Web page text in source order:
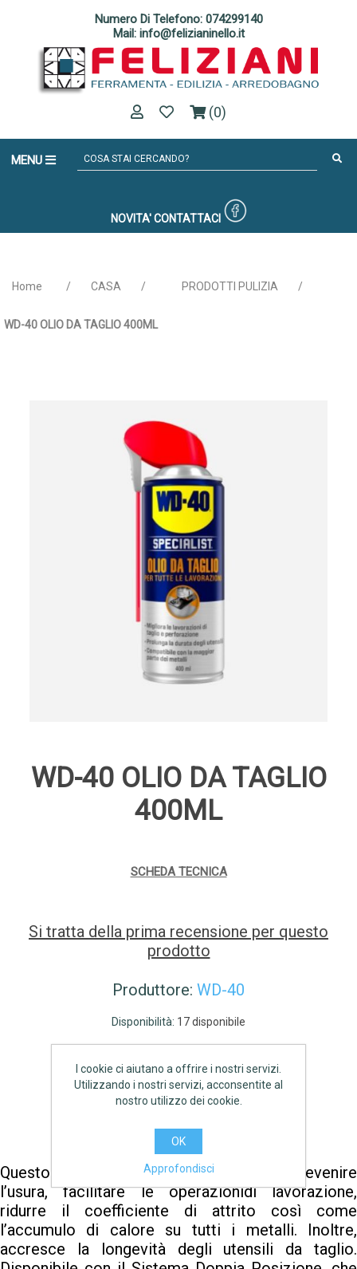
Numero Di Telefono: 074299140
Mail: info@felizianinello.it
(0)
MENU
NOVITA' CONTATTACI
Home / CASA / PRODOTTI PULIZIA /
WD-40 OLIO DA TAGLIO 400ML
WD-40 OLIO DA TAGLIO
400ML
SCHEDA TECNICA
Si tratta della prima recensione per questo
prodotto
Produttore: WD-40
Disponibilità: 17 disponibile
€10,70 IVA inclusa
AGGIUNGI
Questo prodotto è stato concepito per prevenire
l’usura, facilitare le operazionidi lavorazione,
ridurre il coefficiente di attrito così come
l’accumulo di calore su tutti i metalli. Inoltre,
accresce la longevità degli utensili da taglio.
I cookie ci aiutano a offrire i nostri servizi.
Utilizzando i nostri servizi, acconsentite al
nostro utilizzo dei cookie.
OK
Approfondisci